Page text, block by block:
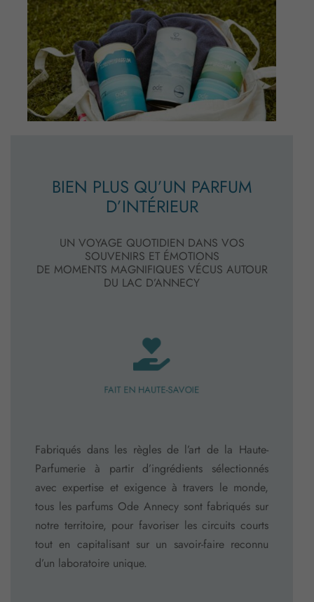
BIEN PLUS QU’UN PARFUM
D’INTÉRIEUR
UN VOYAGE QUOTIDIEN DANS VOS
SOUVENIRS ET ÉMOTIONS
DE MOMENTS MAGNIFIQUES VÉCUS AUTOUR
DU LAC D’ANNECY
FAIT EN HAUTE-SAVOIE
Fabriqués dans les règles de l’art de la Haute-
Parfumerie à partir d’ingrédients sélectionnés
avec expertise et exigence à travers le monde,
tous les parfums Ode Annecy sont fabriqués sur
notre territoire, pour favoriser les circuits courts
tout en capitalisant sur un savoir-faire reconnu
d’un laboratoire unique.